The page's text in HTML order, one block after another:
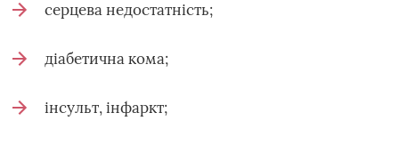
серцева недостатність;
діабетична кома;
інсульт, інфаркт;